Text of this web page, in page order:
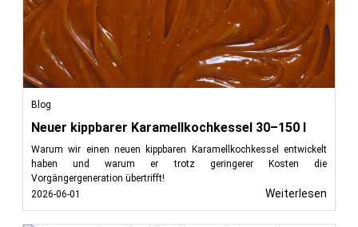
Blog
Neuer kippbarer Karamellkochkessel 30–150 l
Warum wir einen neuen kippbaren Karamellkochkessel entwickelt
haben und warum er trotz geringerer Kosten die
Vorgängergeneration übertrifft!
2026-06-01
Weiterlesen